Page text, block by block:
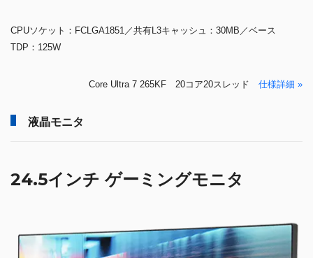
CPUソケット：FCLGA1851／共有L3キャッシュ：30MB／ベース
TDP：125W
Core Ultra 7 265KF 20コア20スレッド 仕様詳細 »
液晶モニタ
24.5インチ ゲーミングモニタ